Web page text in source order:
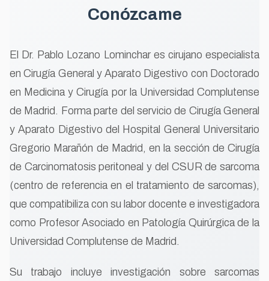
Conózcame
El Dr. Pablo Lozano Lominchar es cirujano especialista
en Cirugía General y Aparato Digestivo con Doctorado
en Medicina y Cirugía por la Universidad Complutense
de Madrid. Forma parte del servicio de Cirugía General
y Aparato Digestivo del Hospital General Universitario
Gregorio Marañón de Madrid, en la sección de Cirugía
de Carcinomatosis peritoneal y del CSUR de sarcoma
(centro de referencia en el tratamiento de sarcomas),
que compatibiliza con su labor docente e investigadora
como Profesor Asociado en Patología Quirúrgica de la
Universidad Complutense de Madrid.
Su trabajo incluye investigación sobre sarcomas